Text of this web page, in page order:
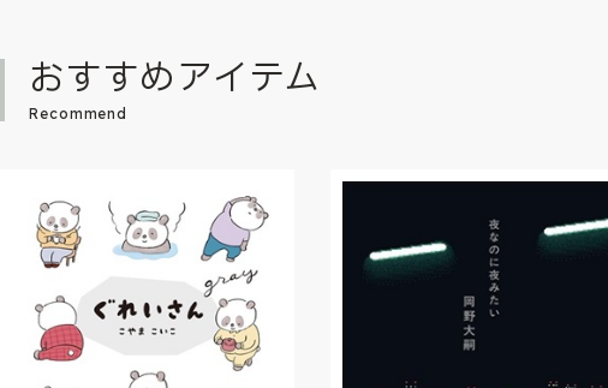
おすすめアイテム
Recommend